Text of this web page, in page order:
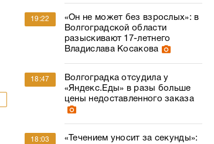
19:22
«Он не может без взрослых»: в
Волгоградской области
разыскивают 17-летнего
Владислава Косакова
18:47
Волгоградка отсудила у
«Яндекс.Еды» в разы больше
цены недоставленного заказа
18:03
«Течением уносит за секунды»: